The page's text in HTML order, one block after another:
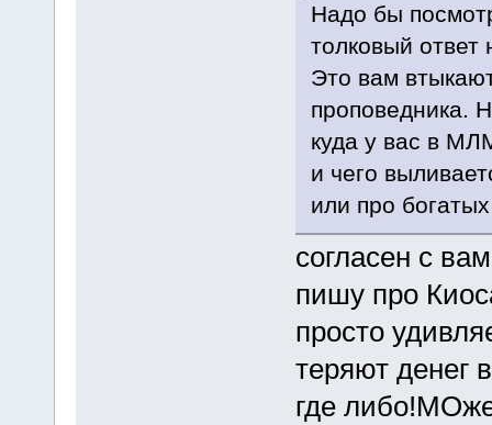
Надо бы
толковый ответ
Это вам
проповедника.
куда у вас в
и чего
или про
согласен с
пишу про
просто
теряют денег
где